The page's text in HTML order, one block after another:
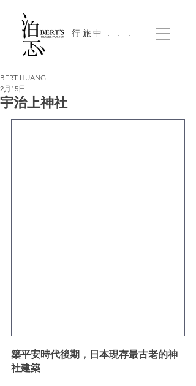
​行旅中．．．
宇治上神社
BERT HUANG
2月15日
築平安時代後期，日本現存最古老的神
社建築